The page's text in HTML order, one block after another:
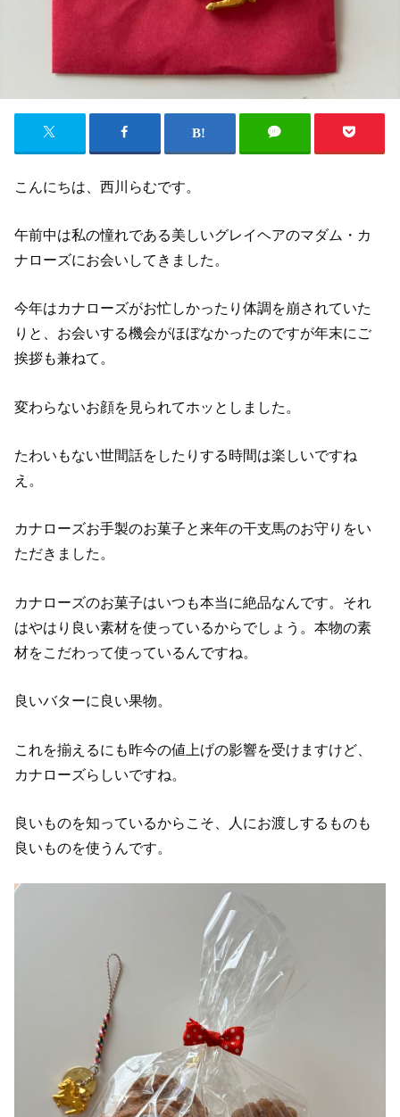
こんにちは、西川らむです。
午前中は私の憧れである美しいグレイヘアのマダム・カ
ナローズにお会いしてきました。
今年はカナローズがお忙しかったり体調を崩されていた
りと、お会いする機会がほぼなかったのですが年末にご
挨拶も兼ねて。
変わらないお顔を見られてホッとしました。
たわいもない世間話をしたりする時間は楽しいですね
え。
カナローズお手製のお菓子と来年の干支馬のお守りをい
ただきました。
カナローズのお菓子はいつも本当に絶品なんです。それ
はやはり良い素材を使っているからでしょう。本物の素
材をこだわって使っているんですね。
良いバターに良い果物。
これを揃えるにも昨今の値上げの影響を受けますけど、
カナローズらしいですね。
良いものを知っているからこそ、人にお渡しするものも
良いものを使うんです。